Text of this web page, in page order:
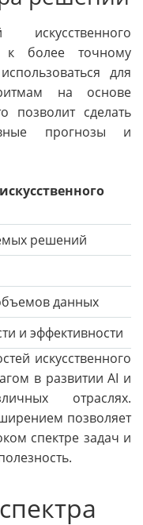
искусственного
к более точному
для
на основе
позволит сделать
прогнозы и
решений
данных
и эффективности
искусственного
в развитии AI и
отраслях.
позволяет
спектре задач и